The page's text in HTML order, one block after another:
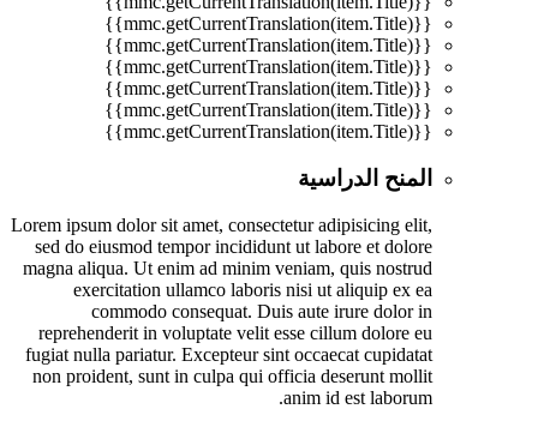
{{mmc.getCurrentTranslation(item.Title)}}
{{mmc.getCurrentTranslation(item.Title)}}
{{mmc.getCurrentTranslation(item.Title)}}
{{mmc.getCurrentTranslation(item.Title)}}
{{mmc.getCurrentTranslation(item.Title)}}
{{mmc.getCurrentTranslation(item.Title)}}
المنح الدراسية
Lorem ipsum dolor sit amet, consectetur adipisicing elit,
sed do eiusmod tempor incididunt ut labore et dolore
magna aliqua. Ut enim ad minim veniam, quis nostrud
exercitation ullamco laboris nisi ut aliquip ex ea
commodo consequat. Duis aute irure dolor in
reprehenderit in voluptate velit esse cillum dolore eu
fugiat nulla pariatur. Excepteur sint occaecat cupidatat
non proident, sunt in culpa qui officia deserunt mollit
anim id est laborum.